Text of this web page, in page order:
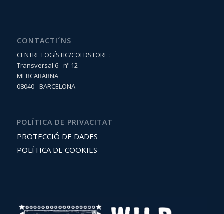
CONTACTI´NS
CENTRE LOGÍSTIC/COLDSTORE :
Transversal 6 - nº 12
MERCABARNA
08040 - BARCELONA
POLÍTICA DE PRIVACITAT
PROTECCIÓ DE DADES
POLÍTICA DE COOKIES